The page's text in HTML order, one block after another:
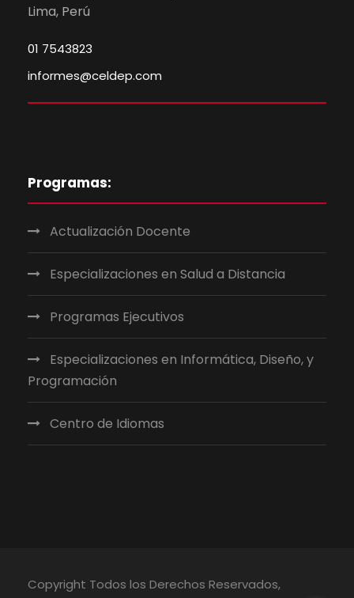
Lima, Perú
01 7543823
informes@celdep.com
Programas:
Actualización Docente
Especializaciones en Salud a Distancia
Programas Ejecutivos
Especializaciones en Informática, Diseño, y
Programación
Centro de Idiomas
Copyright Todos los Derechos Reservados,